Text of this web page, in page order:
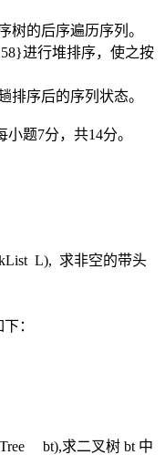
树的后序遍历序列。
进行堆排序，使之按
排序后的序列状态。
题7分，共14分。
L), 求非空的带头
：
bt),求二叉树 bt 中